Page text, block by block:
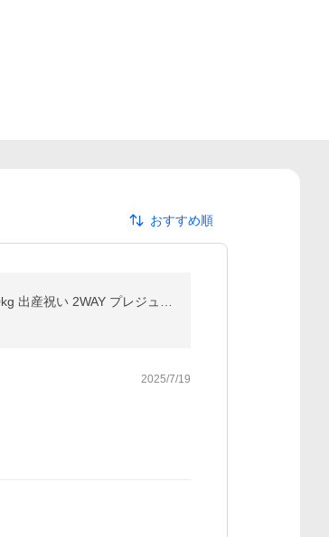
おすすめ順
2025/7/19